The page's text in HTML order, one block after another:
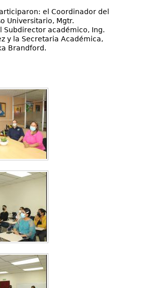
el Coordinador del
Universitario, Mgtr.
Subdirector académico, Ing.
y la Secretaria Académica,
Brandford.